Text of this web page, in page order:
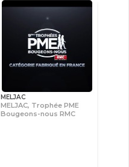
MELJAC
MELJAC, Trophée PME
Bougeons-nous RMC